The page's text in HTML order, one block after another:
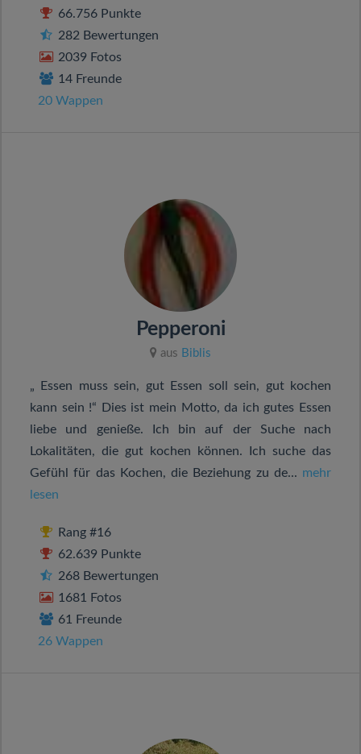
66.756 Punkte
282 Bewertungen
2039 Fotos
14 Freunde
20 Wappen
Pepperoni
aus Biblis
„ Essen muss sein, gut Essen soll sein, gut kochen
kann sein !“ Dies ist mein Motto, da ich gutes Essen
liebe und genieße. Ich bin auf der Suche nach
Lokalitäten, die gut kochen können. Ich suche das
Gefühl für das Kochen, die Beziehung zu de... mehr
lesen
Rang #16
62.639 Punkte
268 Bewertungen
1681 Fotos
61 Freunde
26 Wappen